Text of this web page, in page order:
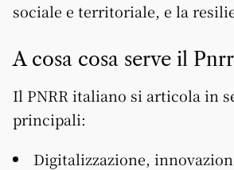
sociale e territoriale, e la
A cosa cosa serve il
Il PNRR italiano si articola in
principali:
Digitalizzazione,